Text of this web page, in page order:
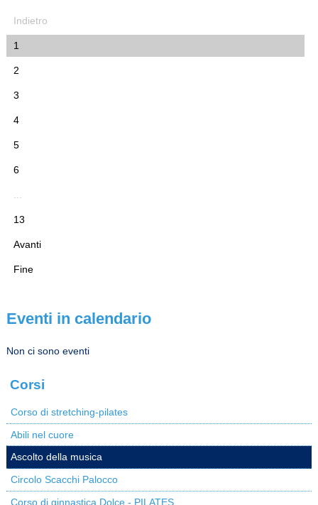
Indietro
1
2
3
4
5
6
...
13
Avanti
Fine
Eventi in calendario
Non ci sono eventi
Corsi
Corso di stretching-pilates
Abili nel cuore
Ascolto della musica
Circolo Scacchi Palocco
Corso di ginnastica Dolce - PILATES